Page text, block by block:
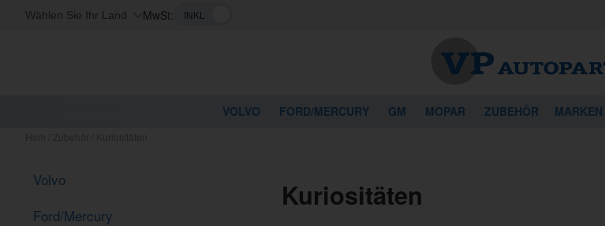
Wählen Sie Ihr Land MwSt:
VOLVO FORD/MERCURY GM MOPAR ZUBEHÖR MARKEN
Volvo
Ford/Mercury
Kuriositäten